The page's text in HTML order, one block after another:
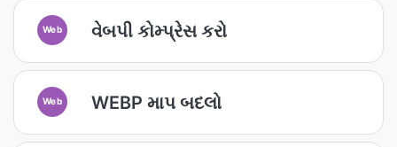
Web વેબપી કોમ્પ્રેસ કરો
Web WEBP માપ બદલો